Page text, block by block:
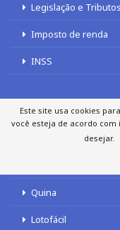
Legislação e Tributos
Imposto de renda
INSS
LOTERIAS
Quina
Lotofácil
Este site usa cookies
você esteja de acordo com
desejar.